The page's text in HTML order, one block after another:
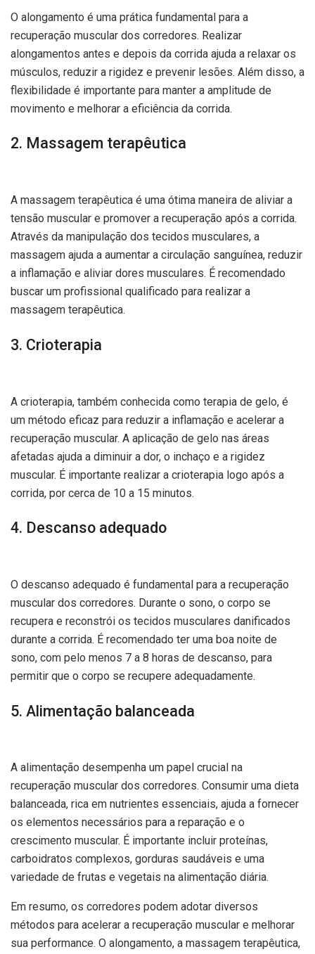
O alongamento é uma prática fundamental para a
recuperação muscular dos corredores. Realizar
alongamentos antes e depois da corrida ajuda a relaxar os
músculos, reduzir a rigidez e prevenir lesões. Além disso, a
flexibilidade é importante para manter a amplitude de
movimento e melhorar a eficiência da corrida.
2. Massagem terapêutica
A massagem terapêutica é uma ótima maneira de aliviar a
tensão muscular e promover a recuperação após a corrida.
Através da manipulação dos tecidos musculares, a
massagem ajuda a aumentar a circulação sanguínea, reduzir
a inflamação e aliviar dores musculares. É recomendado
buscar um profissional qualificado para realizar a
massagem terapêutica.
3. Crioterapia
A crioterapia, também conhecida como terapia de gelo, é
um método eficaz para reduzir a inflamação e acelerar a
recuperação muscular. A aplicação de gelo nas áreas
afetadas ajuda a diminuir a dor, o inchaço e a rigidez
muscular. É importante realizar a crioterapia logo após a
corrida, por cerca de 10 a 15 minutos.
4. Descanso adequado
O descanso adequado é fundamental para a recuperação
muscular dos corredores. Durante o sono, o corpo se
recupera e reconstrói os tecidos musculares danificados
durante a corrida. É recomendado ter uma boa noite de
sono, com pelo menos 7 a 8 horas de descanso, para
permitir que o corpo se recupere adequadamente.
5. Alimentação balanceada
A alimentação desempenha um papel crucial na
recuperação muscular dos corredores. Consumir uma dieta
balanceada, rica em nutrientes essenciais, ajuda a fornecer
os elementos necessários para a reparação e o
crescimento muscular. É importante incluir proteínas,
carboidratos complexos, gorduras saudáveis e uma
variedade de frutas e vegetais na alimentação diária.
Em resumo, os corredores podem adotar diversos
métodos para acelerar a recuperação muscular e melhorar
sua performance. O alongamento, a massagem terapêutica,